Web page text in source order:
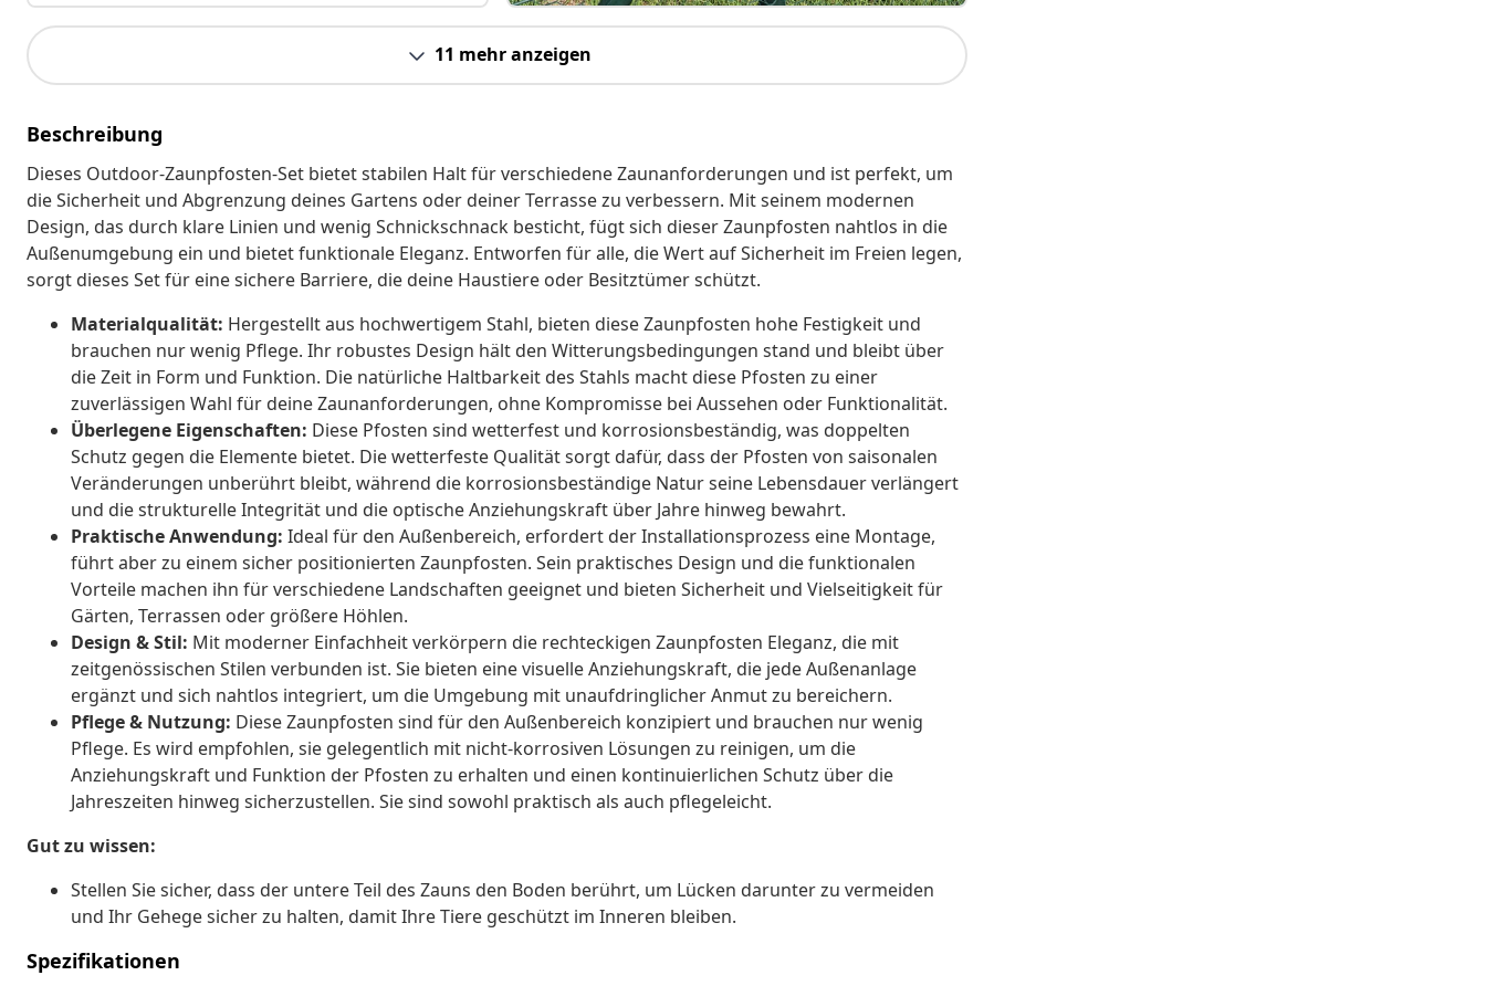
11 mehr anzeigen
Beschreibung
Dieses Outdoor-Zaunpfosten-Set bietet stabilen Halt für verschiedene Zaunanforderungen und ist perfekt, um
die Sicherheit und Abgrenzung deines Gartens oder deiner Terrasse zu verbessern. Mit seinem modernen
Design, das durch klare Linien und wenig Schnickschnack besticht, fügt sich dieser Zaunpfosten nahtlos in die
Außenumgebung ein und bietet funktionale Eleganz. Entworfen für alle, die Wert auf Sicherheit im Freien legen,
sorgt dieses Set für eine sichere Barriere, die deine Haustiere oder Besitztümer schützt.
Materialqualität: Hergestellt aus hochwertigem Stahl, bieten diese Zaunpfosten hohe Festigkeit und
brauchen nur wenig Pflege. Ihr robustes Design hält den Witterungsbedingungen stand und bleibt über
die Zeit in Form und Funktion. Die natürliche Haltbarkeit des Stahls macht diese Pfosten zu einer
zuverlässigen Wahl für deine Zaunanforderungen, ohne Kompromisse bei Aussehen oder Funktionalität.
Überlegene Eigenschaften: Diese Pfosten sind wetterfest und korrosionsbeständig, was doppelten
Schutz gegen die Elemente bietet. Die wetterfeste Qualität sorgt dafür, dass der Pfosten von saisonalen
Veränderungen unberührt bleibt, während die korrosionsbeständige Natur seine Lebensdauer verlängert
und die strukturelle Integrität und die optische Anziehungskraft über Jahre hinweg bewahrt.
Praktische Anwendung: Ideal für den Außenbereich, erfordert der Installationsprozess eine Montage,
führt aber zu einem sicher positionierten Zaunpfosten. Sein praktisches Design und die funktionalen
Vorteile machen ihn für verschiedene Landschaften geeignet und bieten Sicherheit und Vielseitigkeit für
Gärten, Terrassen oder größere Höhlen.
Design & Stil: Mit moderner Einfachheit verkörpern die rechteckigen Zaunpfosten Eleganz, die mit
zeitgenössischen Stilen verbunden ist. Sie bieten eine visuelle Anziehungskraft, die jede Außenanlage
ergänzt und sich nahtlos integriert, um die Umgebung mit unaufdringlicher Anmut zu bereichern.
Pflege & Nutzung: Diese Zaunpfosten sind für den Außenbereich konzipiert und brauchen nur wenig
Pflege. Es wird empfohlen, sie gelegentlich mit nicht-korrosiven Lösungen zu reinigen, um die
Anziehungskraft und Funktion der Pfosten zu erhalten und einen kontinuierlichen Schutz über die
Jahreszeiten hinweg sicherzustellen. Sie sind sowohl praktisch als auch pflegeleicht.
Gut zu wissen:
Stellen Sie sicher, dass der untere Teil des Zauns den Boden berührt, um Lücken darunter zu vermeiden
und Ihr Gehege sicher zu halten, damit Ihre Tiere geschützt im Inneren bleiben.
Spezifikationen